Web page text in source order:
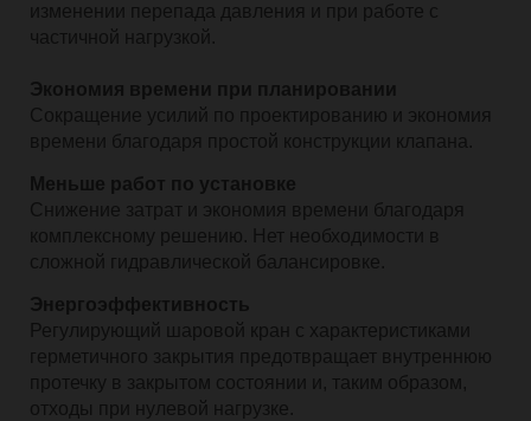
изменении перепада давления и при работе с
частичной нагрузкой.
Экономия времени при планировании
Сокращение усилий по проектированию и экономия
времени благодаря простой конструкции клапана.
Меньше работ по установке
Снижение затрат и экономия времени благодаря
комплексному решению. Нет необходимости в
сложной гидравлической балансировке.
Энергоэффективность
Регулирующий шаровой кран с характеристиками
герметичного закрытия предотвращает внутреннюю
протечку в закрытом состоянии и, таким образом,
отходы при нулевой нагрузке.